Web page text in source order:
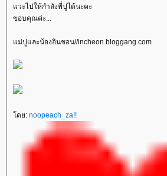
วะไปให้กำลังพี่ปูได้นะคะ
ขอบคุณค่ะ...
ม่ปูและน้องอินชอน//incheon.bloggang.com
ดย: noopeach_za!!